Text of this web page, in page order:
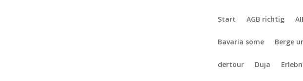
Start AGB richtig
Bavaria some Berge
dertour Duja